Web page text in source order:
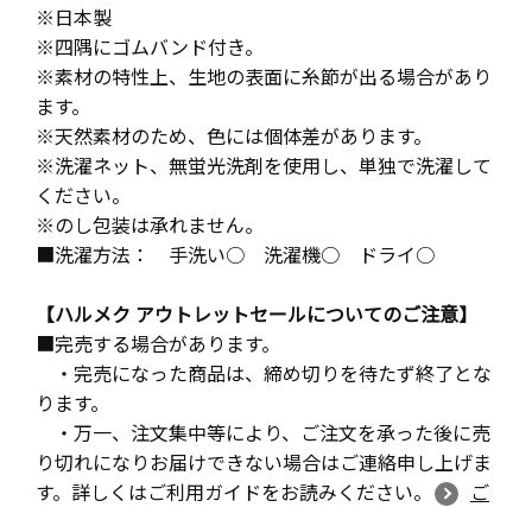
※日本製
※四隅にゴムバンド付き。
※素材の特性上、生地の表面に糸節が出る場合があり
ます。
※天然素材のため、色には個体差があります。
※洗濯ネット、無蛍光洗剤を使用し、単独で洗濯して
ください。
※のし包装は承れません。
■洗濯方法： 手洗い○ 洗濯機○ ドライ○
【ハルメク アウトレットセールについてのご注意】
■完売する場合があります。
・完売になった商品は、締め切りを待たず終了とな
ります。
・万一、注文集中等により、ご注文を承った後に売
り切れになりお届けできない場合はご連絡申し上げま
す。詳しくはご利用ガイドをお読みください。
ご